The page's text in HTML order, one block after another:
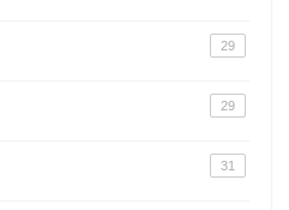
29
29
31